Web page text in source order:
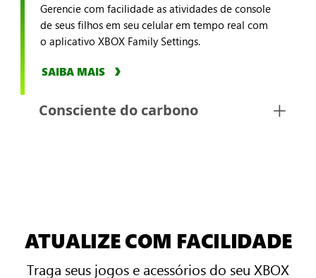
Consciente do carbono
Gerencie com facilidade as atividades de console
de seus filhos em seu celular em tempo real com
o aplicativo XBOX Family Settings.
SAIBA MAIS
ATUALIZE COM FACILIDADE
Traga seus jogos e acessórios do seu XBOX